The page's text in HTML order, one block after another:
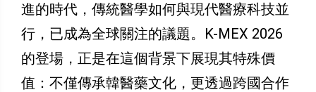
進的時代，傳統醫學如何與現代醫療科技並
行，已成為全球關注的議題。K-MEX 2026
的登場，正是在這個背景下展現其特殊價
值：不僅傳承韓醫藥文化，更透過跨國合作